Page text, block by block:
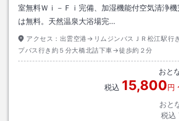
室無料Ｗｉ－Ｆｉ完備、加湿機能付空気清浄
は無料。天然温泉大浴場完…
アクセス： 出雲空港→リムジンバスＪＲ松江駅行
プバス行き約５分大橋北詰下車→徒歩約２分
おと
税込 15,800円
おと
税込